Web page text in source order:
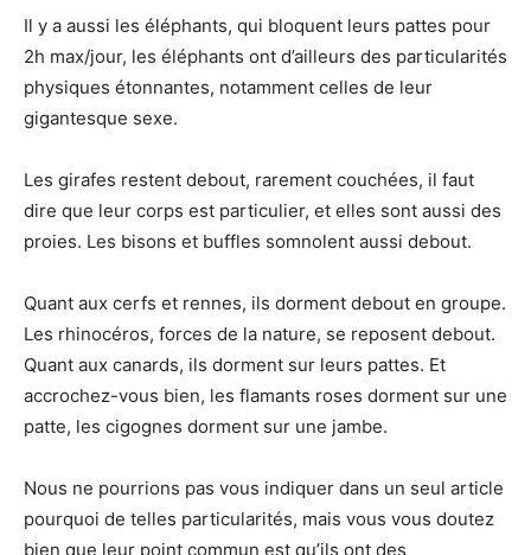
Il y a aussi les éléphants, qui bloquent leurs pattes pour
2h max/jour, les éléphants ont d’ailleurs des particularités
physiques étonnantes, notamment celles de leur
gigantesque sexe.
Les girafes restent debout, rarement couchées, il faut
dire que leur corps est particulier, et elles sont aussi des
proies. Les bisons et buffles somnolent aussi debout.
Quant aux cerfs et rennes, ils dorment debout en groupe.
Les rhinocéros, forces de la nature, se reposent debout.
Quant aux canards, ils dorment sur leurs pattes. Et
accrochez-vous bien, les flamants roses dorment sur une
patte, les cigognes dorment sur une jambe.
Nous ne pourrions pas vous indiquer dans un seul article
pourquoi de telles particularités, mais vous vous doutez
bien que leur point commun est qu’ils ont des